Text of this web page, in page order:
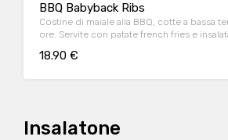
BBQ Babyback Ribs
Costine di maiale alla BBQ, cotte a bassa
ore. Servite con patate french fries e
18.90 €
Insalatone